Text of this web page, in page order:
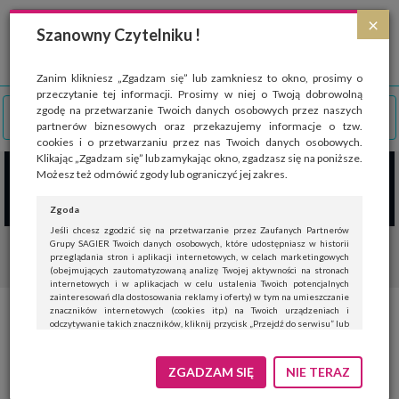
×
Szanowny Czytelniku !
Zanim klikniesz „Zgadzam się” lub zamkniesz to okno, prosimy o
przeczytanie tej informacji. Prosimy w niej o Twoją dobrowolną
zgodę na przetwarzanie Twoich danych osobowych przez naszych
partnerów biznesowych oraz przekazujemy informacje o tzw.
cookies i o przetwarzaniu przez nas Twoich danych osobowych.
Klikając „Zgadzam się” lub zamykając okno, zgadzasz się na poniższe.
Możesz też odmówić zgody lub ograniczyć jej zakres.
Zgoda
Jeśli chcesz zgodzić się na przetwarzanie przez Zaufanych Partnerów
Grupy SAGIER Twoich danych osobowych, które udostępniasz w historii
przeglądania stron i aplikacji internetowych, w celach marketingowych
(obejmujących zautomatyzowaną analizę Twojej aktywności na stronach
internetowych i w aplikacjach w celu ustalenia Twoich potencjalnych
zainteresowań dla dostosowania reklamy i oferty) w tym na umieszczanie
znaczników internetowych (cookies itp.) na Twoich urządzeniach i
odczytywanie takich znaczników, kliknij przycisk „Przejdź do serwisu” lub
Jeśli nie chcesz wyrazić zgody, kliknij „Nie teraz”.
Wyrażenie zgody jest dobrowolne. Możesz edytować zakres zgody, w tym
ZGADZAM SIĘ NIE TERAZ
Strona wykorzystuje pliki cookies, które służą głównie do celów statystycznych.
Wyrażając zgodę na używanie 'cookies', zezwalasz na zapisanie ich w pamięci
przeglądarki. Przejdź do
polityki cookies
Czujniki ruchu pokrzyżują plany